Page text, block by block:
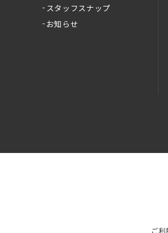
スタッフスナップ
お知らせ
ご